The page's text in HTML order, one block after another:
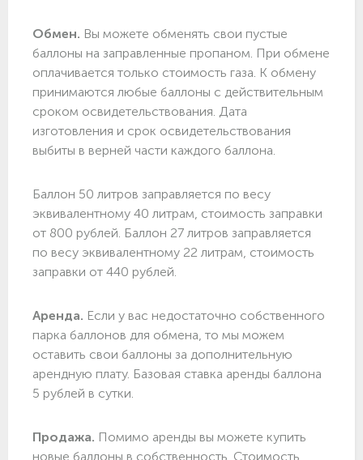
Обмен. Вы можете обменять свои пустые
баллоны на заправленные пропаном. При обмене
оплачивается только стоимость газа. К обмену
принимаются любые баллоны с действительным
сроком освидетельствования. Дата
изготовления и срок освидетельствования
выбиты в верней части каждого баллона.
Баллон 50 литров заправляется по весу
эквивалентному 40 литрам, стоимость заправки
от 800 рублей. Баллон 27 литров заправляется
по весу эквивалентному 22 литрам, стоимость
заправки от 440 рублей.
Аренда. Если у вас недостаточно собственного
парка баллонов для обмена, то мы можем
оставить свои баллоны за дополнительную
арендную плату. Базовая ставка аренды баллона
5 рублей в сутки.
Продажа. Помимо аренды вы можете купить
новые баллоны в собственность. Стоимость